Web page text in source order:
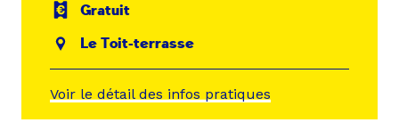
Gratuit
Le Toit-terrasse
Voir le détail des infos pratiques